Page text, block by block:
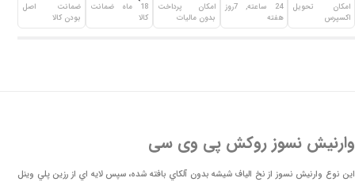
امکان تحویل
اکسپرس
24 ساعته, 7روز
هفته
امکان پرداخت
بدون مالیات
18 ماه ضمانت
کالا
ضمانت اصل
بودن کالا
وارنیش نسوز روکش پی وی سی
اين نوع وارنيش نسوز از نخ الياف شيشه بدون آلکاي بافته شده، سپس لايه اي از رزين پلي وينل